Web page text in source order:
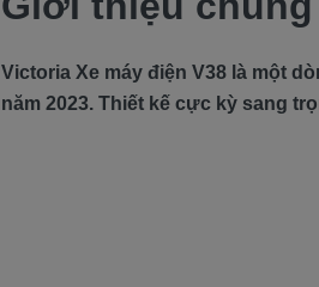
Victoria Xe máy điện V38 là một
năm 2023. Thiết kế cực kỳ sang